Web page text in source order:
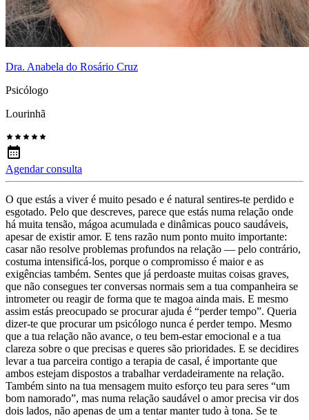
Dra. Anabela do Rosário Cruz
Psicólogo
Lourinhã
Agendar consulta
O que estás a viver é muito pesado e é natural sentires-te perdido e
esgotado. Pelo que descreves, parece que estás numa relação onde
há muita tensão, mágoa acumulada e dinâmicas pouco saudáveis,
apesar de existir amor. E tens razão num ponto muito importante:
casar não resolve problemas profundos na relação — pelo contrário,
costuma intensificá-los, porque o compromisso é maior e as
exigências também. Sentes que já perdoaste muitas coisas graves,
que não consegues ter conversas normais sem a tua companheira se
intrometer ou reagir de forma que te magoa ainda mais. E mesmo
assim estás preocupado se procurar ajuda é “perder tempo”. Queria
dizer-te que procurar um psicólogo nunca é perder tempo. Mesmo
que a tua relação não avance, o teu bem-estar emocional e a tua
clareza sobre o que precisas e queres são prioridades. E se decidires
levar a tua parceira contigo a terapia de casal, é importante que
ambos estejam dispostos a trabalhar verdadeiramente na relação.
Também sinto na tua mensagem muito esforço teu para seres “um
bom namorado”, mas numa relação saudável o amor precisa vir dos
dois lados, não apenas de um a tentar manter tudo à tona. Se te